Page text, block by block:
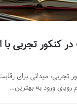
کنکور تجربی با
تجربی، میدانی برای
ورود به بهترین…